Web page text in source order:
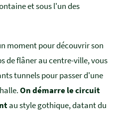
et sous l'un des
moment pour découvrir son
de flâner au centre-ville, vous
tunnels pour passer d'une
On démarre le circuit
au style gothique, datant du